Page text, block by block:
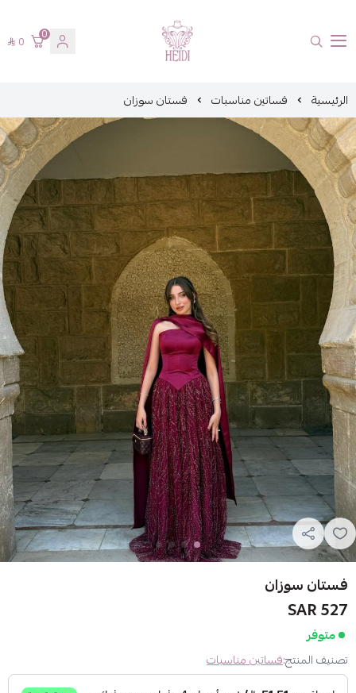
هايدي فاشن
0
0
الرئيسية فساتين مناسبات فستان سوزان
فستان سوزان
527 SAR
متوفر
تصنيف المنتج:فساتين مناسبات